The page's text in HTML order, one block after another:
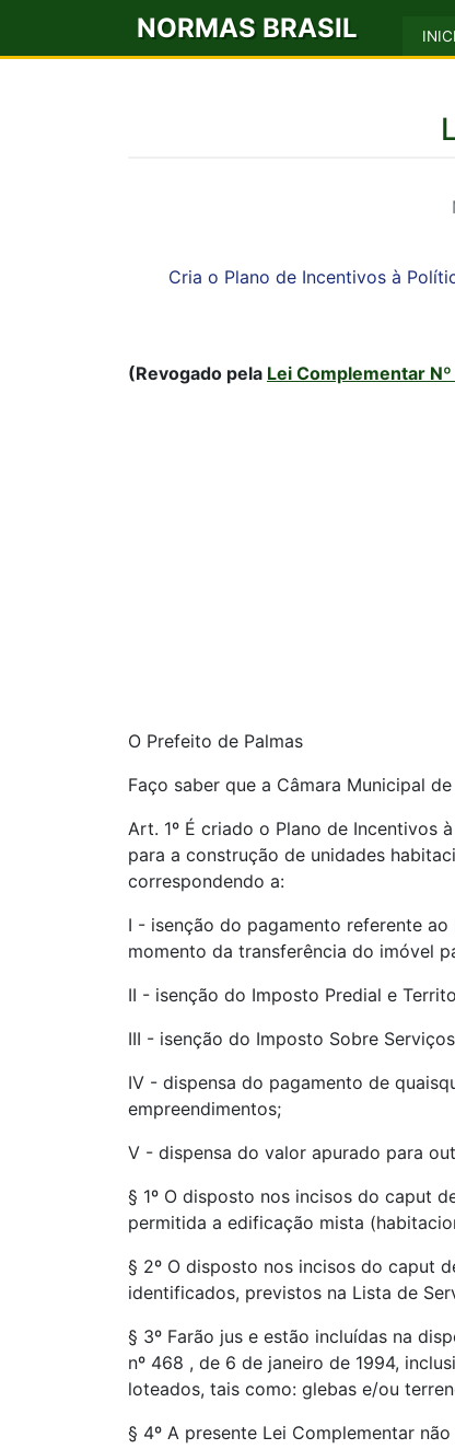
NORMAS BRASIL
Cria o Plano de Incentivos à
(Revogado pela Lei Complementar
O Prefeito de Palmas
Faço saber que a Câmara Municipal
Art. 1º É criado o Plano de Incentivos
para a construção de unidades
correspondendo a:
I - isenção do pagamento referente
momento da transferência do imóvel
II - isenção do Imposto Predial e
III - isenção do Imposto Sobre
IV - dispensa do pagamento de
empreendimentos;
V - dispensa do valor apurado para
§ 1º O disposto nos incisos do caput
permitida a edificação mista
§ 2º O disposto nos incisos do caput
identificados, previstos na Lista de
§ 3º Farão jus e estão incluídas na
nº 468 , de 6 de janeiro de 1994,
loteados, tais como: glebas e/ou
§ 4º A presente Lei Complementar